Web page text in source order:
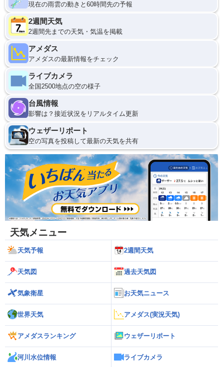
現在の雨雲の動きと60時間先の予報
2週間天気
2週間先までの天気・気温を掲載
アメダス
アメダスの最新情報をチェック
ライブカメラ
全国2500地点の空の様子
台風情報
影響は？接近状況をリアルタイム更新
ウェザーリポート
空の写真を投稿して最新の天気を共有
天気メニュー
天気予報 2週間天気
天気図 過去天気図
気象衛星 お天気ニュース
世界天気 アメダス(実況天気)
アメダスランキング ウェザーリポート
河川水位情報 ライブカメラ